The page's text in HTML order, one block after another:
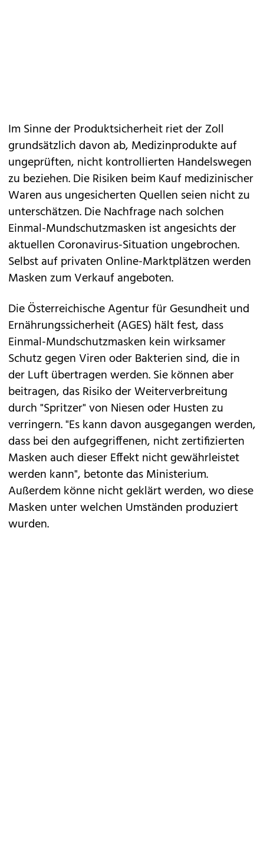
Im Sinne der Produktsicherheit riet der Zoll
grundsätzlich davon ab, Medizinprodukte auf
ungeprüften, nicht kontrollierten Handelswegen
zu beziehen. Die Risiken beim Kauf medizinischer
Waren aus ungesicherten Quellen seien nicht zu
unterschätzen. Die Nachfrage nach solchen
Einmal-Mundschutzmasken ist angesichts der
aktuellen Coronavirus-Situation ungebrochen.
Selbst auf privaten Online-Marktplätzen werden
Masken zum Verkauf angeboten.
Die Österreichische Agentur für Gesundheit und
Ernährungssicherheit (AGES) hält fest, dass
Einmal-Mundschutzmasken kein wirksamer
Schutz gegen Viren oder Bakterien sind, die in
der Luft übertragen werden. Sie können aber
beitragen, das Risiko der Weiterverbreitung
durch "Spritzer" von Niesen oder Husten zu
verringern. "Es kann davon ausgegangen werden,
dass bei den aufgegriffenen, nicht zertifizierten
Masken auch dieser Effekt nicht gewährleistet
werden kann", betonte das Ministerium.
Außerdem könne nicht geklärt werden, wo diese
Masken unter welchen Umständen produziert
wurden.